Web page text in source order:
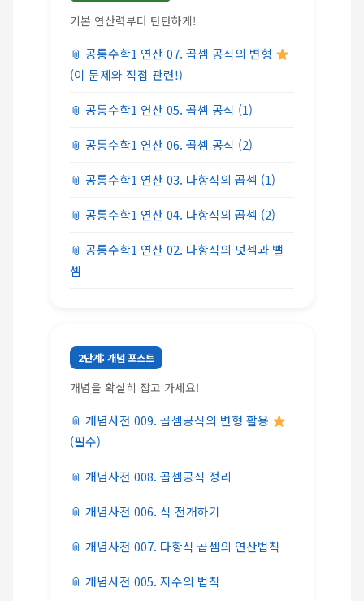
기본 연산력부터 탄탄하게!
공통수학1 연산 07. 곱셈 공식의 변형
(이 문제와 직접 관련!)
공통수학1 연산 05. 곱셈 공식 (1)
공통수학1 연산 06. 곱셈 공식 (2)
공통수학1 연산 03. 다항식의 곱셈 (1)
공통수학1 연산 04. 다항식의 곱셈 (2)
공통수학1 연산 02. 다항식의 덧셈과 뺄
셈
2단계: 개념 포스트
개념을 확실히 잡고 가세요!
개념사전 009. 곱셈공식의 변형 활용
(필수)
개념사전 008. 곱셈공식 정리
개념사전 006. 식 전개하기
개념사전 007. 다항식 곱셈의 연산법칙
개념사전 005. 지수의 법칙